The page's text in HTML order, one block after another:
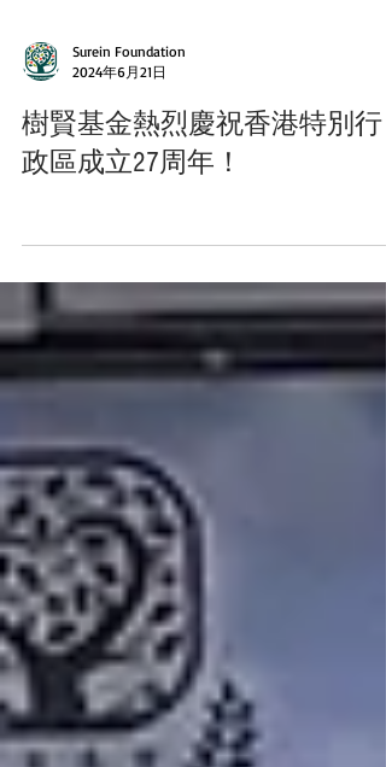
Surein Foundation
2024年6月21日
樹賢基金熱烈慶祝香港特別行